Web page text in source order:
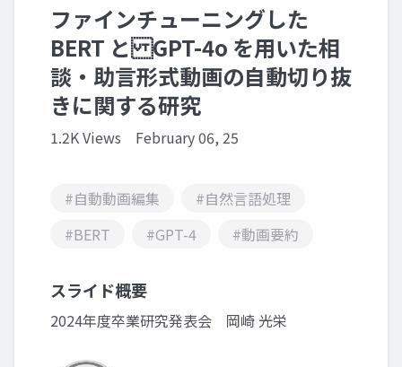
ファインチューニングした
BERT と GPT-4o を用いた相
談・助言形式動画の自動切り抜
きに関する研究
1.2K Views February 06, 25
#自動動画編集
#自然言語処理
#BERT
#GPT-4 #動画要約
スライド概要
2024年度卒業研究発表会 岡崎 光栄